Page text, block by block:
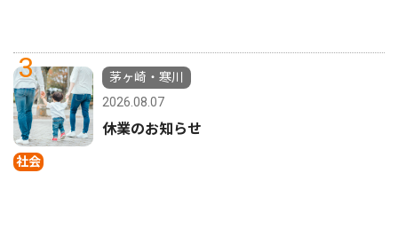
3
社会
茅ヶ崎・寒川
2026.08.07
休業のお知らせ